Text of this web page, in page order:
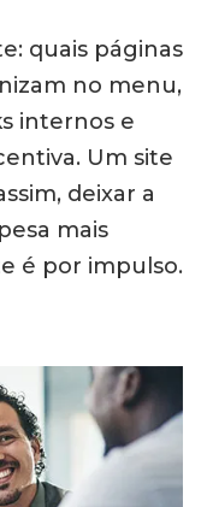
quais páginas
no menu,
internos e
Um site
deixar a
mais
é por impulso.